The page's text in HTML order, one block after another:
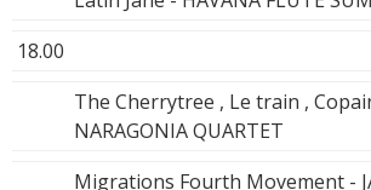
18.00
The Cherrytree , Le train ,
NARAGONIA QUARTET
Migrations Fourth Movement -